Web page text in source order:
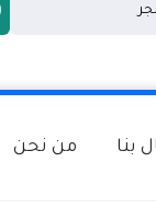
بنا من نحن